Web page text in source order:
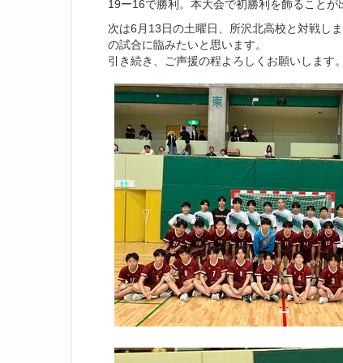
19ー16で勝利。本大会で初勝利を飾ることが
次は6月13日の土曜日、所沢北高校と対戦し
の試合に臨みたいと思います。
引き続き、ご声援の程よろしくお願いします。